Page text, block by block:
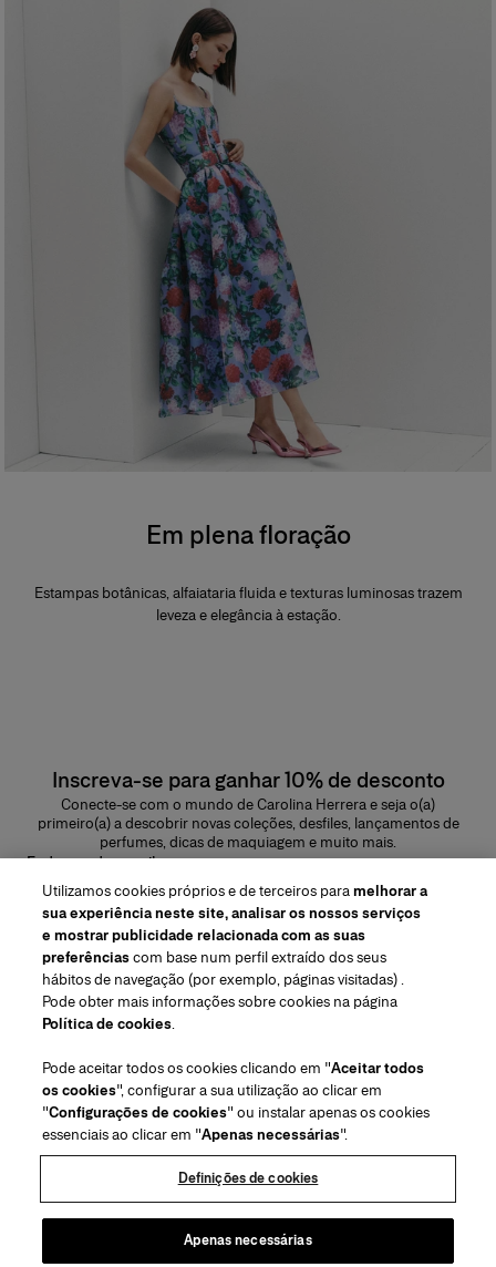
Em plena floração
Estampas botânicas, alfaiataria fluida e texturas luminosas trazem
leveza e elegância à estação.
Inscreva-se para ganhar 10% de desconto
Conecte-se com o mundo de Carolina Herrera e seja o(a)
primeiro(a) a descobrir novas coleções, desfiles, lançamentos de
perfumes, dicas de maquiagem e muito mais.
Endereço de e-mail
ENVIAR
Região/Idioma
Atendimiento ao cliente
Encontrar uma loja
Fale conosco
Envios e devoluções de Beleza
Envios e Devoluções de Moda
Acompanhe seu pedido
Serviço para embalagem para presente
Centro de preferências
Sobre nós
House of Herrera
Carolina Herrera for Women in the Arts
Puig
(abre em uma nova guia)
chcarolinaherrera.com
(abre em uma nova guia)
Termos e Condições
Beauty Termos e Condições de Venda
Moda Termos e Condições de Venda
VTO Data Processing Notice
Utilizamos cookies próprios e de terceiros paramelhorar a
sua experiência neste site, analisar os nossos serviços
e mostrar publicidade relacionada com as suas
preferênciascom base num perfil extraído dos seus
hábitos de navegação (por exemplo, páginas visitadas) .
Pode obter mais informações sobre cookies na página
Política de cookies.
Pode aceitar todos os cookies clicando em "Aceitar todos
os cookies", configurar a sua utilização ao clicar em
"Configurações de cookies" ou instalar apenas os cookies
essenciais ao clicar em "Apenas necessárias".
Definições de cookies
Apenas necessárias